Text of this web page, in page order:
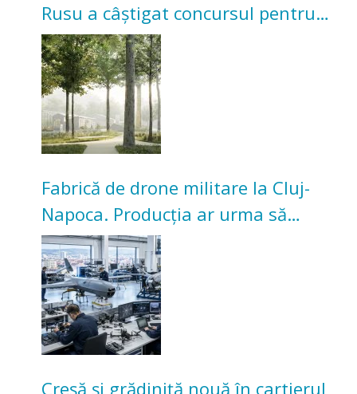
Rusu a câștigat concursul pentru
transformarea Grădinii Casei
Universitarilor
Fabrică de drone militare la Cluj-
Napoca. Producția ar urma să
înceapă în toamna acestui an
Creșă și grădiniță nouă în cartierul